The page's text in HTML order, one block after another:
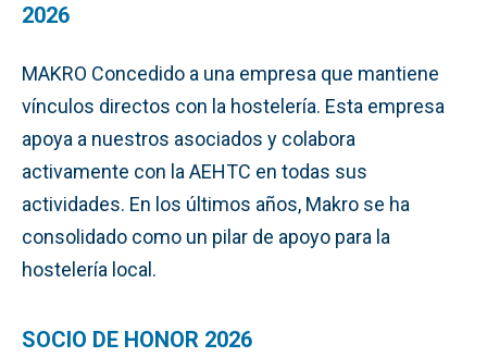
2026
MAKRO Concedido a una empresa que mantiene
vínculos directos con la hostelería. Esta empresa
apoya a nuestros asociados y colabora
activamente con la AEHTC en todas sus
actividades. En los últimos años, Makro se ha
consolidado como un pilar de apoyo para la
hostelería local.
SOCIO DE HONOR 2026